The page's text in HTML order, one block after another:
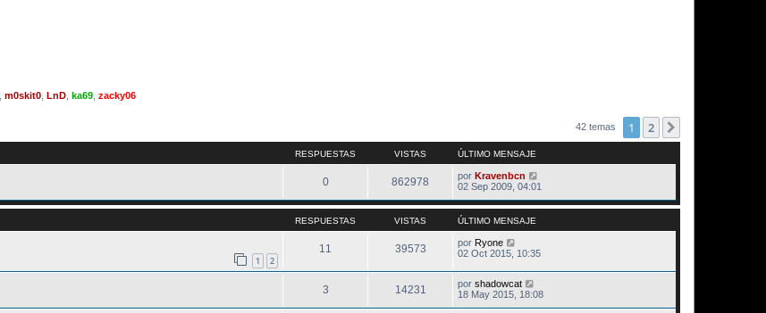
m0skit0 LnD ka69 zacky06
42 temas 1 2
RESPUESTAS VISTAS ÚLTIMO MENSAJE
0 862978 por Kravenbcn
02 Sep 2009, 04:01
RESPUESTAS VISTAS ÚLTIMO MENSAJE
1 2
11 39573 por Ryone
02 Oct 2015, 10:35
3 14231 por shadowcat
18 May 2015, 18:08